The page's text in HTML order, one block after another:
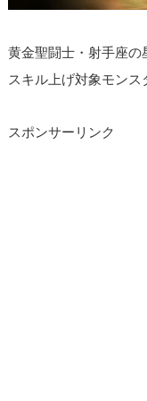
黄金聖闘士・射手座の
スキル上げ対象モンス
スポンサーリンク